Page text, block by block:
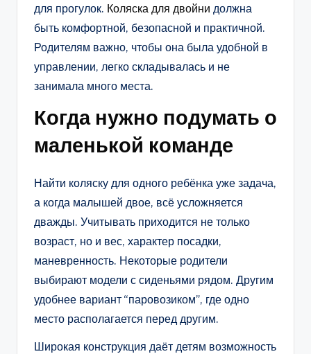
для прогулок. Коляска для двойни должна
быть комфортной, безопасной и практичной.
Родителям важно, чтобы она была удобной в
управлении, легко складывалась и не
занимала много места.
Когда нужно подумать о
маленькой команде
Найти коляску для одного ребёнка уже задача,
а когда малышей двое, всё усложняется
дважды. Учитывать приходится не только
возраст, но и вес, характер посадки,
маневренность. Некоторые родители
выбирают модели с сиденьями рядом. Другим
удобнее вариант “паровозиком”, где одно
место располагается перед другим.
Широкая конструкция даёт детям возможность